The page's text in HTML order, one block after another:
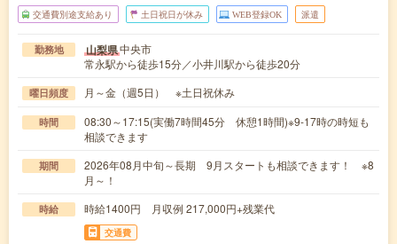
交通費別途支給あり 土日祝日が休み WEB登録OK 派遣
勤務地 山梨県中央市
常永駅から徒歩15分／小井川駅から徒歩20分
曜日頻度 月～金（週5日） ※土日祝休み
時間
08:30～17:15(実働7時間45分 休憩1時間)※9-17時の時短も
相談できます
期間
2026年08月中旬～長期 9月スタートも相談できます！ ※8
月～！
時給 時給1400円 月収例 217,000円+残業代
交通費